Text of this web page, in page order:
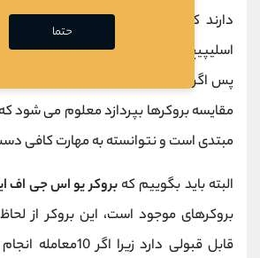
دارند که با سرعت بسیار کمدر پردازش
اسلیپیج مقدار زیادی دراسپردپرداختی
پس اگر یک معامله گر هنگام انتخاب یک
مقایسه بروکرها بپردازد معلوم می شود
مبتدی است و نتوانسته به مهارت کافی
البته باید بگوییم کهبروکر یو اس جی اف
بروکرهای موجود است، این بروکر از
قابل قبولی
دارد زیرا اگر
حتما